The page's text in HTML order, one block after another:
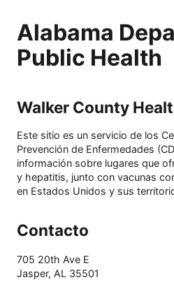
Alabama
Public Health
Walker County
Este sitio es un servicio de los
Prevención de Enfermedades
información sobre lugares que
y hepatitis, junto con vacunas
en Estados Unidos y sus
Contacto
705 20th Ave E
Jasper, AL 35501